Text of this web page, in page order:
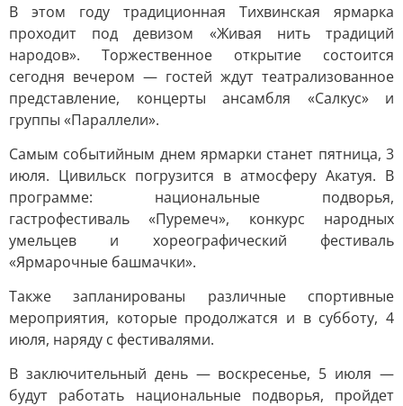
В этом году традиционная Тихвинская ярмарка
проходит под девизом «Живая нить традиций
народов». Торжественное открытие состоится
сегодня вечером — гостей ждут театрализованное
представление, концерты ансамбля «Салкус» и
группы «Параллели».
Самым событийным днем ярмарки станет пятница, 3
июля. Цивильск погрузится в атмосферу Акатуя. В
программе: национальные подворья,
гастрофестиваль «Пуремеч», конкурс народных
умельцев и хореографический фестиваль
«Ярмарочные башмачки».
Также запланированы различные спортивные
мероприятия, которые продолжатся и в субботу, 4
июля, наряду с фестивалями.
В заключительный день — воскресенье, 5 июля —
будут работать национальные подворья, пройдет